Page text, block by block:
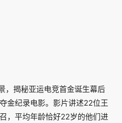
，揭秘亚运电竞首金诞生幕后
金纪录电影。影片讲述22位王
，平均年龄恰好22岁的他们进